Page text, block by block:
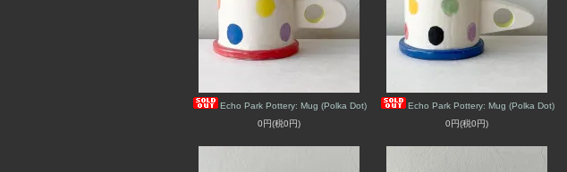
Echo Park Pottery: Mug (Polka Dot)
0円(税0円)
Echo Park Pottery: Mug (Polka Dot)
0円(税0円)